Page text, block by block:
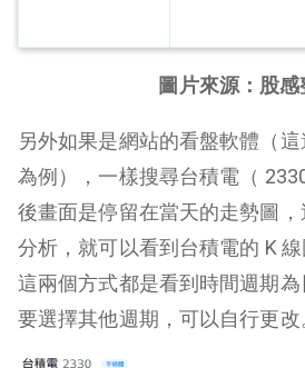
圖片來源：股感
另外如果是網站的看盤軟體（
為例），一樣搜尋台積電（
後畫面是停留在當天的走勢圖
分析，就可以看到台積電的 K 線
這兩個方式都是看到時間週期
要選擇其他週期，可以自行更改